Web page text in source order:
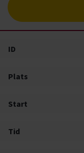
ID
Plats
Start
Tid